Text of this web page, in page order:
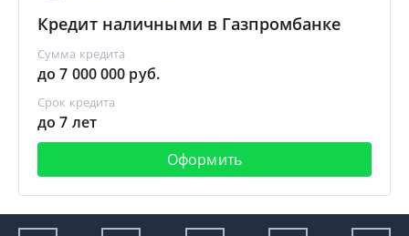
Кредит наличными в Газпромбанке
Сумма кредита
до 7 000 000 руб.
Срок кредита
до 7 лет
Оформить